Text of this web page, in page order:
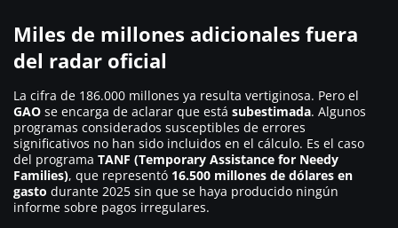
Miles de millones adicionales fuera
del radar oficial
La cifra de 186.000 millones ya resulta vertiginosa. Pero el
GAO se encarga de aclarar que está subestimada. Algunos
programas considerados susceptibles de errores
significativos no han sido incluidos en el cálculo. Es el caso
del programa TANF (Temporary Assistance for Needy
Families), que representó 16.500 millones de dólares en
gasto durante 2025 sin que se haya producido ningún
informe sobre pagos irregulares.